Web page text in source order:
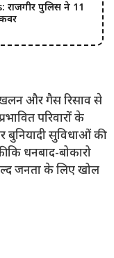
पुलिस ने 11
और गैस रिसाव से
परिवारों के
सुविधाओं की
कि धनबाद-बोकारो
जनता के लिए खोल